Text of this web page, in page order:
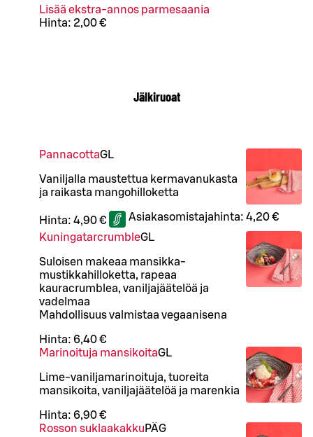
Lisää ekstra-annos parmesaania
Hinta: 2,00 €
Jälkiruoat
PannacottaGL
Vaniljalla maustettua kermavanukasta
ja raikasta mangohilloketta
Hinta: 4,90 € Asiakasomistajahinta: 4,20 €
KuningatarcrumbleGL
Suloisen makeaa mansikka-
mustikkahilloketta, rapeaa
kauracrumblea, vaniljajäätelöä ja
vadelmaa
Mahdollisuus valmistaa vegaanisena
Hinta: 6,40 €
Marinoituja mansikoitaGL
Lime-vaniljamarinoituja, tuoreita
mansikoita, vaniljajäätelöä ja marenkia
Hinta: 6,90 €
Rosson suklaakakku PÄG